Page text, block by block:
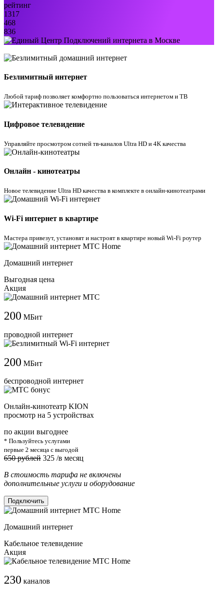
рейтинг
1317
468
836
Безлимитный интернет
Любой тариф позволяет комфортно пользоваться интернетом и ТВ
Цифровое телевидение
Управляйте просмотром cотней тв-каналов Ultra HD и 4K качества
Онлайн - кинотеатры
Новое телевидение Ultra HD качества в комплекте в онлайн-кинотеатрами
Wi-Fi интернет в квартире
Мастера привезут, установят и настроят в квартире новый Wi-Fi роутер
Домашний интернет
Выгодная цена
Акция
200 МБит
проводной интернет
200 МБит
беспроводной интернет
Онлайн-кинотеатр KION
просмотр на 5 устройствах
по акции выгоднее
* Пользуйтесь услугами
первые 2 месяца с выгодой
650 рублей 325 /в месяц
В стоимость тарифа не включены
дополнительные услуги и оборудование
Подключить
Домашний интернет
Кабельное телевидение
Акция
230 каналов